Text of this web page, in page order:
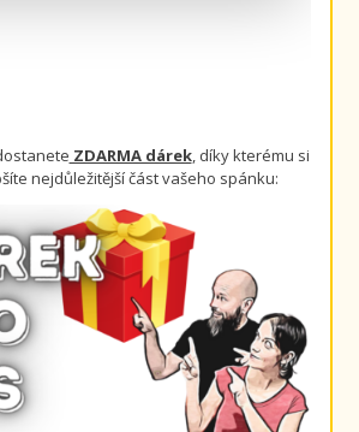
ZDARMA dárek, díky kterému si
nejdůležitější část vašeho spánku: